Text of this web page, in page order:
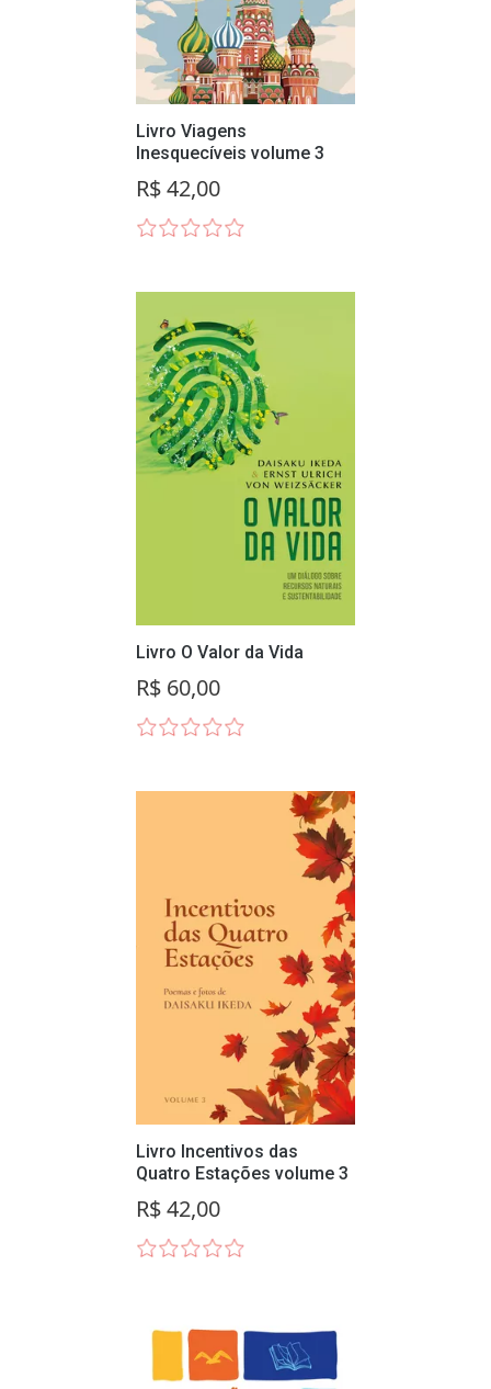
Livro Viagens
Inesquecíveis volume 3
R$ 42,00
Livro O Valor da Vida
R$ 60,00
Livro Incentivos das
Quatro Estações volume 3
R$ 42,00